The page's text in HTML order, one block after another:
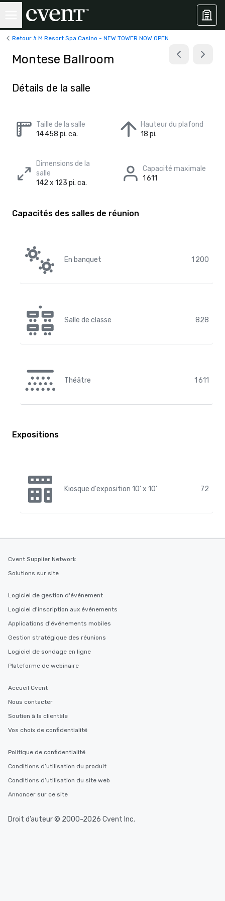
Retour à M Resort Spa Casino - NEW TOWER NOW OPEN
Montese Ballroom
Détails de la salle
Taille de la salle
14 458 pi. ca.
Hauteur du plafond
18 pi.
Dimensions de la
salle
142 x 123 pi. ca.
Capacité maximale
1 611
Capacités des salles de réunion
En banquet 1 200
Salle de classe 828
Théâtre 1 611
Expositions
Kiosque d'exposition 10' x 10' 72
Cvent Supplier Network
Solutions sur site
Logiciel de gestion d'événement
Logiciel d'inscription aux événements
Applications d'événements mobiles
Gestion stratégique des réunions
Logiciel de sondage en ligne
Plateforme de webinaire
Accueil Cvent
Nous contacter
Soutien à la clientèle
Vos choix de confidentialité
Politique de confidentialité
Conditions d’utilisation du produit
Conditions d’utilisation du site web
Annoncer sur ce site
Droit d’auteur © 2000-2026 Cvent Inc.